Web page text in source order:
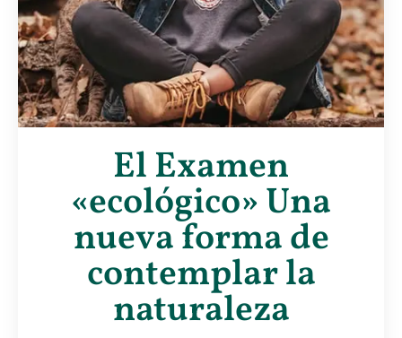
El Examen
«ecológico» Una
nueva forma de
contemplar la
naturaleza